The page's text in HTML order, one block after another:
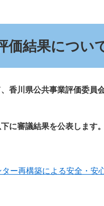
価結果につい
香川県公共事業評価委員
に審議結果を公表します。
ー再構築による安全・安